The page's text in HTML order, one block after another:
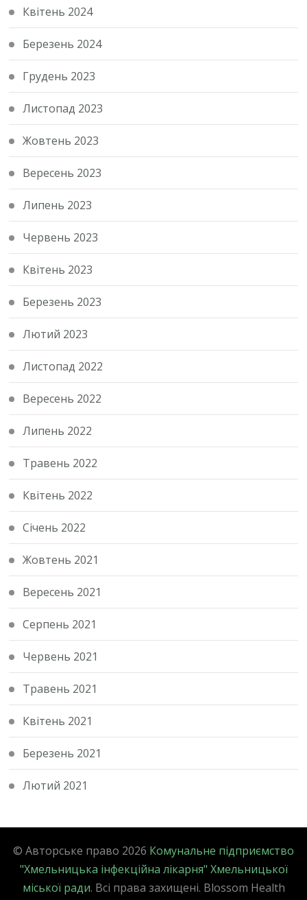
Квітень 2024
Березень 2024
Грудень 2023
Листопад 2023
Жовтень 2023
Вересень 2023
Липень 2023
Червень 2023
Квітень 2023
Березень 2023
Лютий 2023
Листопад 2022
Вересень 2022
Липень 2022
Травень 2022
Квітень 2022
Січень 2022
Жовтень 2021
Вересень 2021
Серпень 2021
Червень 2021
Травень 2021
Квітень 2021
Березень 2021
Лютий 2021
© Авторське право 2026 Комунальне підприємство
"Хмельницька інфекційна лікарня" Хмельницької
міської ради. Всі права захищені. Blossom Health